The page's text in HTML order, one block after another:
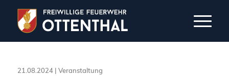
21.08.2024 | Veranstaltung